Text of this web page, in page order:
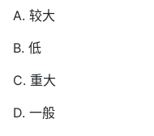
A. 较大
B. 低
C. 重大
D. 一般